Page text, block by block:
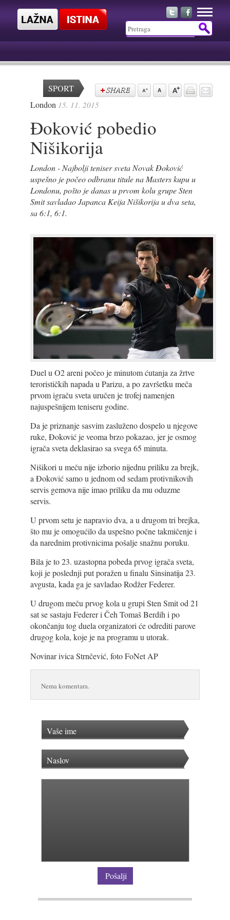
SPORT
London 15. 11. 2015
Đoković pobedio
Nišikorija
London - Najbolji teniser sveta Novak Đoković
uspešno je počeo odbranu titule na Masters kupu u
Londonu, pošto je danas u prvom kolu grupe Sten
Smit savladao Japanca Keija Nišikorija u dva seta,
sa 6:1, 6:1.
Duel u O2 areni počeo je minutom ćutanja za žrtve
terorističkih napada u Parizu, a po završetku meča
prvom igraču sveta uručen je trofej namenjen
najuspešnijem teniseru godine.
Da je priznanje sasvim zasluženo dospelo u njegove
ruke, Đoković je veoma brzo pokazao, jer je osmog
igrača sveta deklasirao sa svega 65 minuta.
Nišikori u meču nije izborio nijednu priliku za brejk,
a Đoković samo u jednom od sedam protivnikovih
servis gemova nije imao priliku da mu oduzme
servis.
U prvom setu je napravio dva, a u drugom tri brejka,
što mu je omogućilo da uspešno počne takmičenje i
da narednim protivnicima pošalje snažnu poruku.
Bila je to 23. uzastopna pobeda prvog igrača sveta,
koji je poslednji put poražen u finalu Sinsinatija 23.
avgusta, kada ga je savladao Rodžer Federer.
U drugom meču prvog kola u grupi Sten Smit od 21
sat se sastaju Federer i Čeh Tomaš Berdih i po
okončanju tog duela organizatori će odrediti parove
drugog kola, koje je na programu u utorak.
Novinar ivica Strnčević, foto FoNet AP
Nema komentara.
Pošalji